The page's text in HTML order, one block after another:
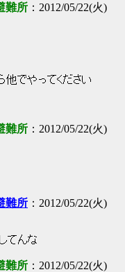
難所 ：2012/05/22(火)
でやってください
難所 ：2012/05/22(火)
難所 ：2012/05/22(火)
てんな
難所 ：2012/05/22(火)